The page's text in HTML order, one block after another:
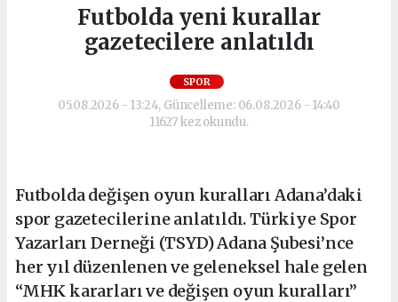
Futbolda yeni kurallar
gazetecilere anlatıldı
SPOR
05.08.2026 - 13:24, Güncelleme: 06.08.2026 - 14:40
11627 kez okundu.
Futbolda değişen oyun kuralları Adana’daki
spor gazetecilerine anlatıldı. Türkiye Spor
Yazarları Derneği (TSYD) Adana Şubesi’nce
her yıl düzenlenen ve geleneksel hale gelen
“MHK kararları ve değişen oyun kuralları”